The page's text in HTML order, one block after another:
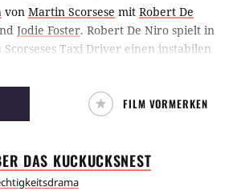
von Martin Scorsese mit Robert De
Jodie Foster. Robert De Niro spielt in
Taxi Driver einen instabilen
New Yorks aufmerksam wird
minderjährige Prostituierte zurück
Eltern bringen will.
FILM VORMERKEN
DAS KUCKUCKSNEST